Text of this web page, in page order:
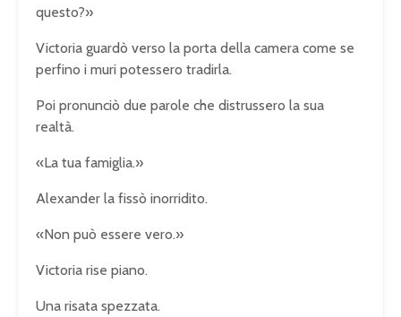
questo?»
Victoria guardò verso la porta della camera come se
perfino i muri potessero tradirla.
Poi pronunciò due parole che distrussero la sua
realtà.
«La tua famiglia.»
Alexander la fissò inorridito.
«Non può essere vero.»
Victoria rise piano.
Una risata spezzata.